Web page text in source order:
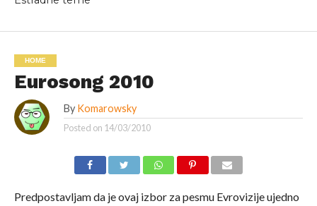
HOME
Eurosong 2010
By Komarowsky
Posted on 14/03/2010
Predpostavljam da je ovaj izbor za pesmu Evrovizije ujedno